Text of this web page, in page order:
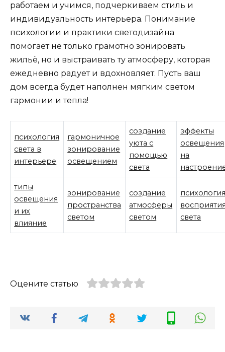
работаем и учимся, подчеркиваем стиль и
индивидуальность интерьера. Понимание
психологии и практики светодизайна
помогает не только грамотно зонировать
жильё, но и выстраивать ту атмосферу, которая
ежедневно радует и вдохновляет. Пусть ваш
дом всегда будет наполнен мягким светом
гармонии и тепла!
психология
света в
интерьере
гармоничное
зонирование
освещением
создание
уюта с
помощью
света
эффекты
освещения
на
типы
освещения
и их
влияние
зонирование
пространства
светом
создание
атмосферы
светом
света
Оцените статью